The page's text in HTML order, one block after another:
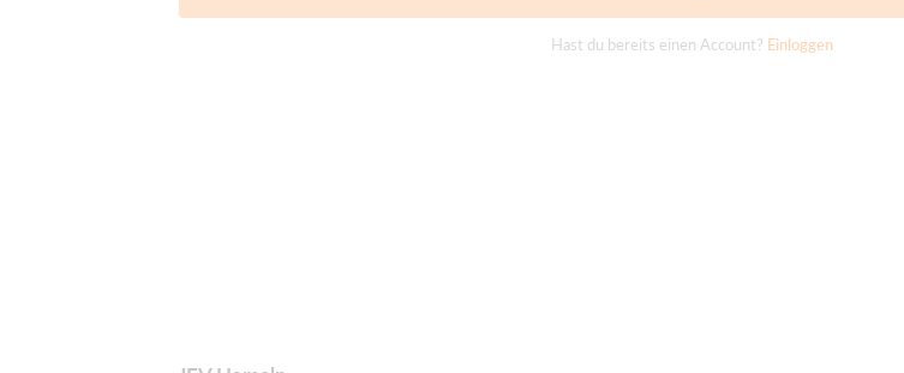
Hast du bereits einen Account? Einloggen